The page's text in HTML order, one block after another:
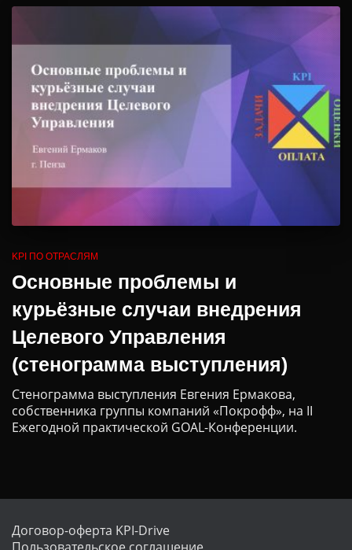
KPI ПО ОТРАСЛЯМ
Основные проблемы и
курьёзные случаи внедрения
Целевого Управления
(cтенограмма выступления)
Стенограмма выступления Евгения Ермакова,
собственника группы компаний «Покрофф», на II
Ежегодной практической GOAL-Конференции.
Договор-оферта KPI-Drive